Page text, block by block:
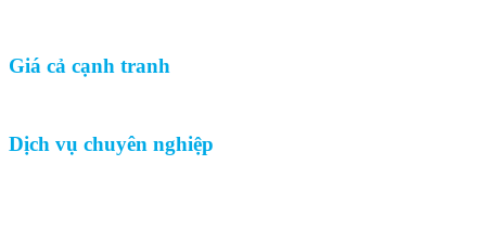
Giá cả cạnh tranh
Dịch vụ chuyên nghiệp